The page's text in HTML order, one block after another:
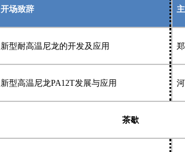
开场致辞
新型耐高温尼龙的开发及应用
新型高温尼龙PA12T发展与应用
茶歇